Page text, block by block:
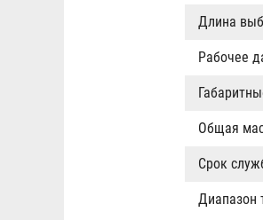
Длина
Рабочее
Общая
Срок
Диапазон